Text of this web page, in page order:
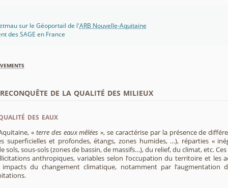
sur le Géoportail de l'ARB Nouvelle-Aquitaine
des SAGE en France
de la qualité des milieux
des eaux
« terre des eaux mêlées », se caractérise par la présence de
superficielles et profondes, étangs, zones humides, …), réparties «
sols, sous-sols (zones de bassin, de massifs…), du relief, du climat, etc.
anthropiques, variables selon l’occupation du territoire et les
impacts du changement climatique, notamment par l’augmentation